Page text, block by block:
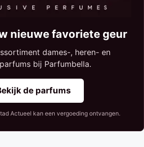
nieuwe favoriete geur
dames-, heren- en
bij Parfumbella.
de parfums
Actueel kan een vergoeding ontvangen.